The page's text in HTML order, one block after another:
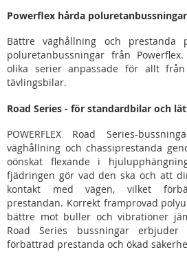
Powerflex hårda poluretanbussningar
Bättre väghållning och
poluretanbussningar från Powerflex.
olika serier anpassade för allt
tävlingsbilar.
Road Series - för standardbilar och
POWERFLEX Road Series-
väghållning och chassiprestanda
oönskat flexande i
fjädringen gör vad den ska och att
kontakt med vägen, vilket
prestandan. Korrekt framprovad
bättre mot buller och vibrationer
Road Series bussningar erbjuder
förbättrad prestanda och ökad